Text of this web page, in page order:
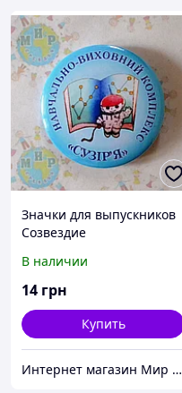
Значки для выпускников
Созвездие
В наличии
14 грн
Купить
Интернет магазин Мир стендов. Товары из Украины